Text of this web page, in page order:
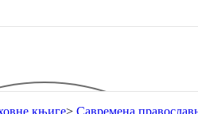
књиге> Савремена